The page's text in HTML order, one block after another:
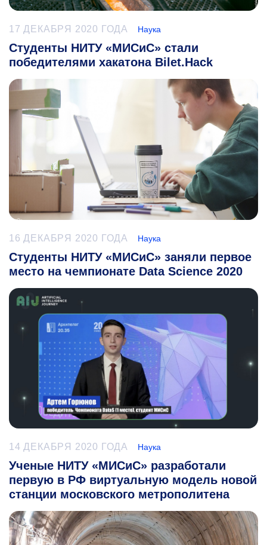
17 ДЕКАБРЯ 2020 ГОДА Наука
Студенты НИТУ «МИСиС» стали
победителями хакатона Bilet.Hack
16 ДЕКАБРЯ 2020 ГОДА Наука
Студенты НИТУ «МИСиС» заняли первое
место на чемпионате Data Science 2020
14 ДЕКАБРЯ 2020 ГОДА Наука
Ученые НИТУ «МИСиС» разработали
первую в РФ виртуальную модель новой
станции московского метрополитена